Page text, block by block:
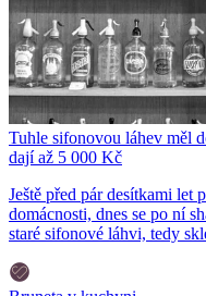
Tuhle sifonovou láhev měl
dají až 5 000 Kč
Ještě před pár desítkami let
domácnosti, dnes se po ní
staré sifonové láhvi, tedy